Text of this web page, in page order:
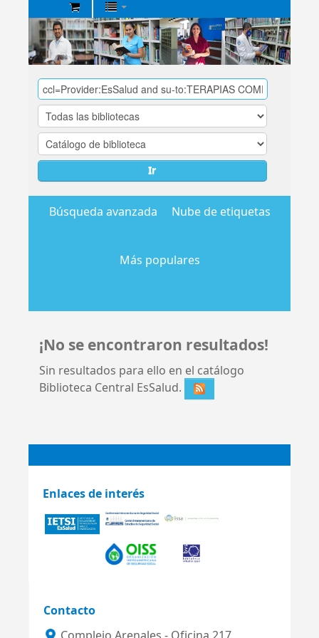
Biblioteca
Central
EsSalud
Ir
Búsqueda avanzada Nube de etiquetas
Más populares
¡No se encontraron resultados!
Sin resultados para ello en el catálogo
Biblioteca Central EsSalud.
Enlaces de interés
Contacto